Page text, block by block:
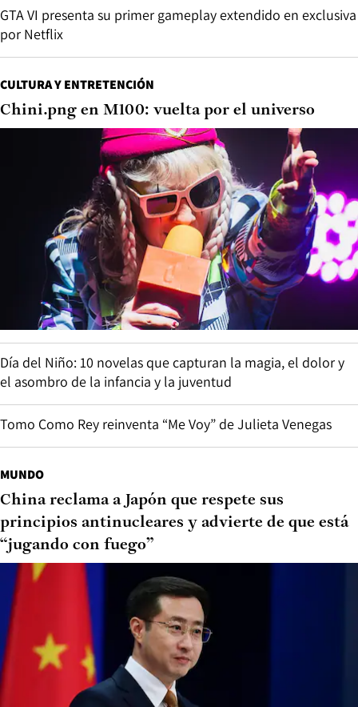
GTA VI presenta su primer gameplay extendido en exclusiva
por Netflix
CULTURA Y ENTRETENCIÓN
Chini.png en M100: vuelta por el universo
Día del Niño: 10 novelas que capturan la magia, el dolor y
el asombro de la infancia y la juventud
Tomo Como Rey reinventa “Me Voy” de Julieta Venegas
MUNDO
China reclama a Japón que respete sus
principios antinucleares y advierte de que está
“jugando con fuego”